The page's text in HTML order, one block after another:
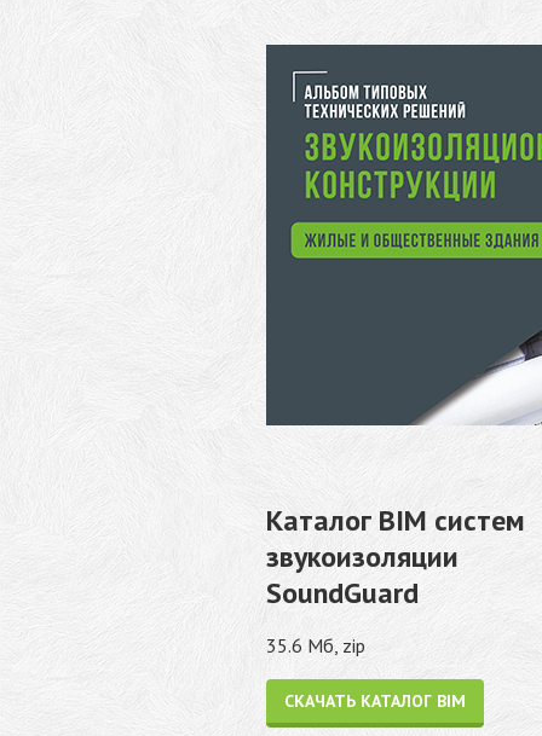
Каталог BIM систем
звукоизоляции
SoundGuard
35.6 Мб, zip
СКАЧАТЬ КАТАЛОГ BIM